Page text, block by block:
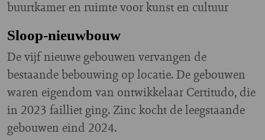
buurtkamer en ruimte voor kunst en cultuur
Sloop-nieuwbouw
De vijf nieuwe gebouwen vervangen de
bestaande bebouwing op locatie. De gebouwen
waren eigendom van ontwikkelaar Certitudo, die
in 2023 failliet ging. Zinc kocht de leegstaande
gebouwen eind 2024.